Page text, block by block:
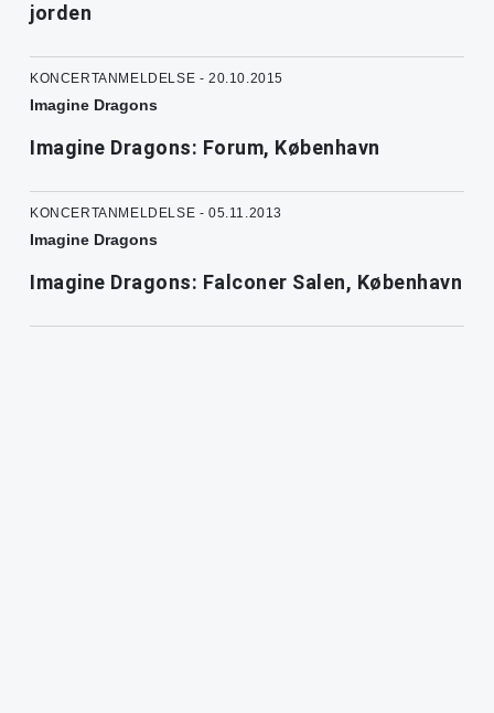
jorden
KONCERTANMELDELSE - 20.10.2015
Imagine Dragons
Imagine Dragons: Forum, København
KONCERTANMELDELSE - 05.11.2013
Imagine Dragons
Imagine Dragons: Falconer Salen, København